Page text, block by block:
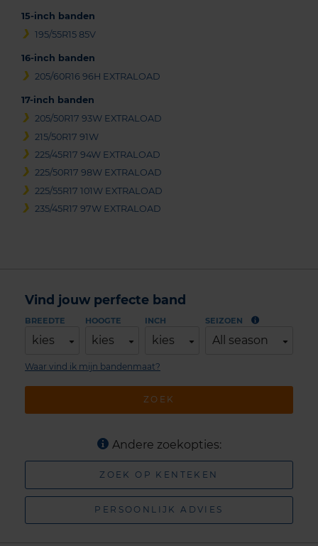
15-inch banden
195/55R15 85V
16-inch banden
205/60R16 96H EXTRALOAD
17-inch banden
205/50R17 93W EXTRALOAD
215/50R17 91W
225/45R17 94W EXTRALOAD
225/50R17 98W EXTRALOAD
225/55R17 101W EXTRALOAD
235/45R17 97W EXTRALOAD
Vind jouw perfecte band
BREEDTE
kies
HOOGTE
kies
INCH
kies
SEIZOEN
All season
ZOEK
Waar vind ik mijn bandenmaat?
Andere zoekopties:
ZOEK OP KENTEKEN
PERSOONLIJK ADVIES